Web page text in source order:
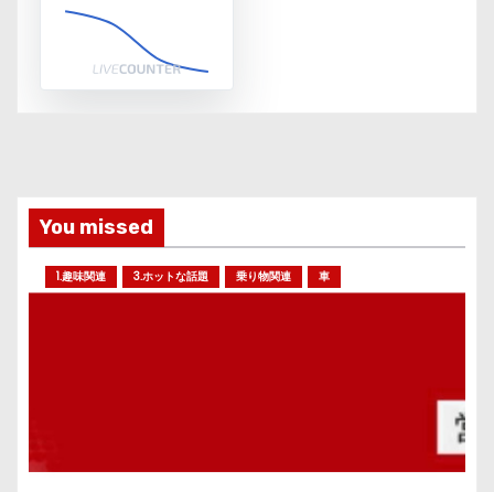
You missed
1.趣味関連 3.ホットな話題 乗り物関連 車